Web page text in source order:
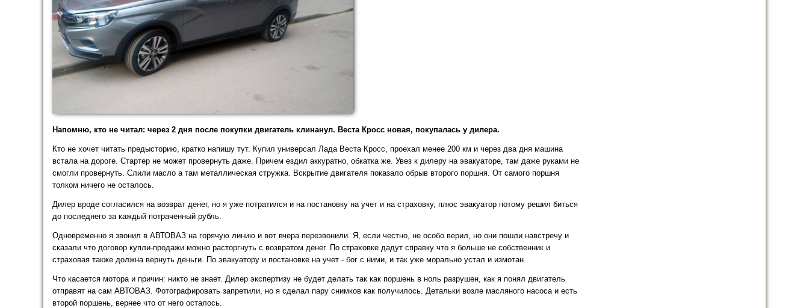
Напомню, кто не читал: через 2 дня после покупки двигатель клинанул. Веста Кросс новая, покупалась у дилера.
Кто не хочет читать предысторию, кратко напишу тут. Купил универсал Лада Веста Кросс, проехал менее 200 км и через два дня машина
встала на дороге. Стартер не может провернуть даже. Причем ездил аккуратно, обкатка же. Увез к дилеру на эвакуаторе, там даже руками не
смогли провернуть. Слили масло а там металлическая стружка. Вскрытие двигателя показало обрыв второго поршня. От самого поршня
толком ничего не осталось.
Дилер вроде согласился на возврат денег, но я уже потратился и на постановку на учет и на страховку, плюс эвакуатор потому решил биться
до последнего за каждый потраченный рубль.
Одновременно я звонил в АВТОВАЗ на горячую линию и вот вчера перезвонили. Я, если честно, не особо верил, но они пошли навстречу и
сказали что договор купли-продажи можно расторгнуть с возвратом денег. По страховке дадут справку что я больше не собственник и
страховая также должна вернуть деньги. По эвакуатору и постановке на учет - бог с ними, и так уже морально устал и измотан.
Что касается мотора и причин: никто не знает. Дилер экспертизу не будет делать так как поршень в ноль разрушен, как я понял двигатель
отправят на сам АВТОВАЗ. Фотографировать запретили, но я сделал пару снимков как получилось. Детальки возле масляного насоса и есть
второй поршень, вернее что от него осталось.